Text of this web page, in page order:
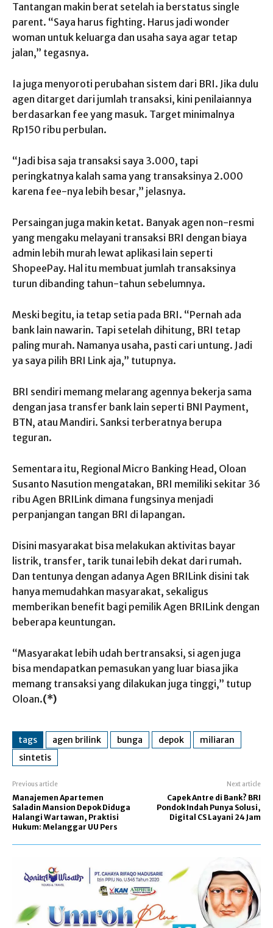
Tantangan makin berat setelah ia berstatus single
parent. “Saya harus fighting. Harus jadi wonder
woman untuk keluarga dan usaha saya agar tetap
jalan,” tegasnya.
Ia juga menyoroti perubahan sistem dari BRI. Jika dulu
agen ditarget dari jumlah transaksi, kini penilaiannya
berdasarkan fee yang masuk. Target minimalnya
Rp150 ribu perbulan.
“Jadi bisa saja transaksi saya 3.000, tapi
peringkatnya kalah sama yang transaksinya 2.000
karena fee-nya lebih besar,” jelasnya.
Persaingan juga makin ketat. Banyak agen non-resmi
yang mengaku melayani transaksi BRI dengan biaya
admin lebih murah lewat aplikasi lain seperti
ShopeePay. Hal itu membuat jumlah transaksinya
turun dibanding tahun-tahun sebelumnya.
Meski begitu, ia tetap setia pada BRI. “Pernah ada
bank lain nawarin. Tapi setelah dihitung, BRI tetap
paling murah. Namanya usaha, pasti cari untung. Jadi
ya saya pilih BRI Link aja,” tutupnya.
BRI sendiri memang melarang agennya bekerja sama
dengan jasa transfer bank lain seperti BNI Payment,
BTN, atau Mandiri. Sanksi terberatnya berupa
teguran.
Sementara itu, Regional Micro Banking Head, Oloan
Susanto Nasution mengatakan, BRI memiliki sekitar 36
ribu Agen BRILink dimana fungsinya menjadi
perpanjangan tangan BRI di lapangan.
Disini masyarakat bisa melakukan aktivitas bayar
listrik, transfer, tarik tunai lebih dekat dari rumah.
Dan tentunya dengan adanya Agen BRILink disini tak
hanya memudahkan masyarakat, sekaligus
memberikan benefit bagi pemilik Agen BRILink dengan
beberapa keuntungan.
“Masyarakat lebih udah bertransaksi, si agen juga
bisa mendapatkan pemasukan yang luar biasa jika
memang transaksi yang dilakukan juga tinggi,” tutup
Oloan.(*)
tags agen brilink bunga depok
miliaran
sintetis
Previous article
Manajemen Apartemen
Saladin Mansion Depok Diduga
Halangi Wartawan, Praktisi
Hukum: Melanggar UU Pers
Next article
Capek Antre di Bank? BRI
Pondok Indah Punya Solusi,
Digital CS Layani 24 Jam